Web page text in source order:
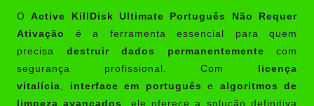
OActive KillDisk Ultimate Português Não Requer
Ativação
é a ferramenta essencial para quem
precisa destruir dados permanentemente com
segurança profissional. Com
licença
vitalícia, interface em português e algoritmos de
limpeza avançados , ele oferece a solução definitiva